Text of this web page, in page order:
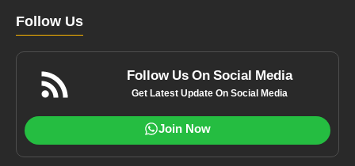
Follow Us
Follow Us On Social Media
Get Latest Update On Social Media
Join Now